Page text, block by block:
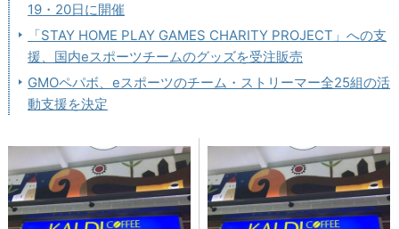
19・20日に開催
「STAY HOME PLAY GAMES CHARITY PROJECT」への支
援、国内eスポーツチームのグッズを受注販売
GMOペパボ、eスポーツのチーム・ストリーマー全25組の活
動支援を決定